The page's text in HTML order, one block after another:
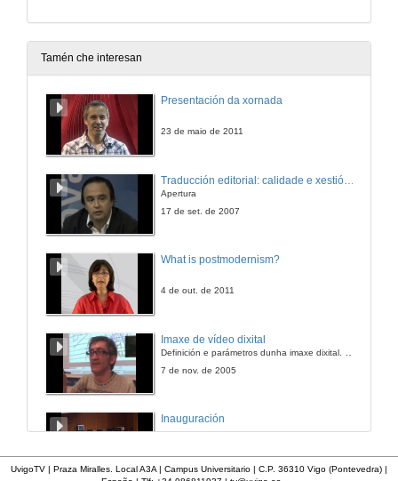
Tamén che interesan
Presentación da xornada
23 de maio de 2011
Apertura
17 de set. de 2007
What is postmodernism?
4 de out. de 2011
Imaxe de vídeo dixital
Definición e parámetros dunha imaxe dixital. Resolución e Aspecto. Profundidade da cor. Compresión. Frame por segundo. Entrelazado. Campos, cadros
7 de nov. de 2005
Inauguración
UvigoTV | Praza Miralles. Local A3A | Campus Universitario | C.P. 36310 Vigo (Pontevedra) |